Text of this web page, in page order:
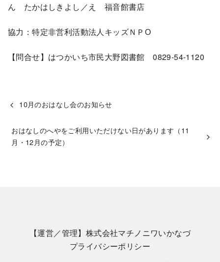
ん たかはしきよし／え 福音館書店
協力：特定非営利活動法人キッズＮＰО
【問合せ】はつかいち市民大野図書館 0829-54-1120
10月のおはなし会のお知らせ
おはなしのへやをご利用いただけない日があります（11
月・12月の予定）
【運営／管理】株式会社マチノニワいかなづ
プライバシーポリシー